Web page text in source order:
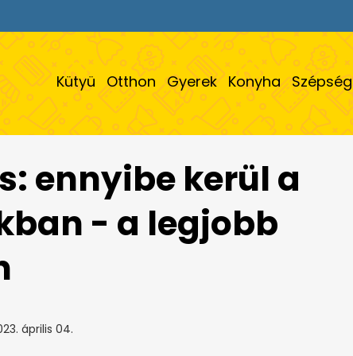
Kütyü Otthon Gyerek Konyha Szépség
ennyibe kerül a
- a legjobb
április 04.